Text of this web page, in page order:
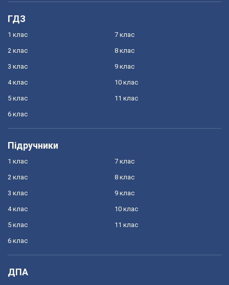
ГДЗ
1 клас
2 клас
3 клас
4 клас
5 клас
6 клас
7 клас
8 клас
9 клас
10 клас
11 клас
Підручники
1 клас
2 клас
3 клас
4 клас
5 клас
6 клас
7 клас
8 клас
9 клас
10 клас
11 клас
ДПА